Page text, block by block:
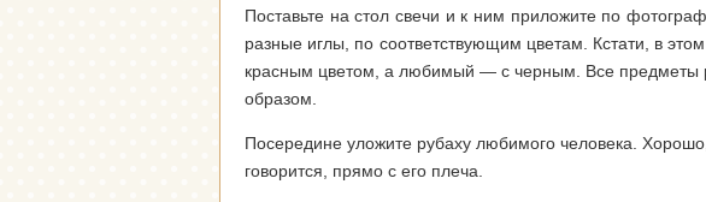
Поставьте на стол свечи и к ним приложите по
разные иглы, по соответствующим цветам. Кстати, в
красным цветом, а любимый — с черным. Все предметы
образом.
Посередине уложите рубаху любимого человека.
говорится, прямо с его плеча.